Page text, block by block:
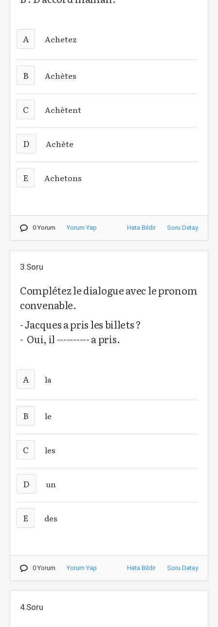
A Achetez
B Achètes
C Achètent
D Achète
E Achetons
0 Yorum Yorum Yap Hata Bildir Soru Detay
3.Soru
Complétez le dialogue avec le pronom
convenable.
- Jacques a pris les billets ?
- Oui, il ---------- a pris.
A la
B le
C les
D un
E des
0 Yorum Yorum Yap Hata Bildir Soru Detay
4.Soru